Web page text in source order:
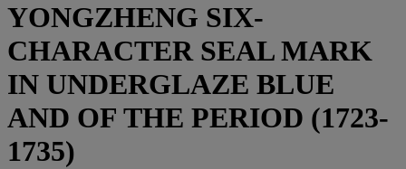
YONGZHENG SIX-
CHARACTER SEAL MARK
IN UNDERGLAZE BLUE
AND OF THE PERIOD (1723-
1735)